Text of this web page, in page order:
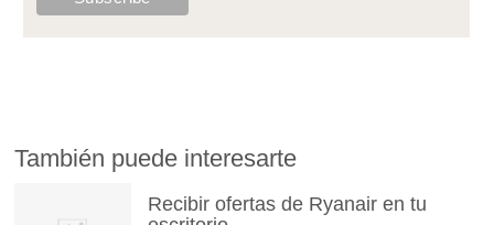
También puede interesarte
Recibir ofertas de Ryanair en tu